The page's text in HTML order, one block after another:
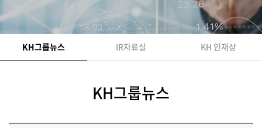
KH그룹뉴스 IR자료실 KH 인재상
KH그룹뉴스